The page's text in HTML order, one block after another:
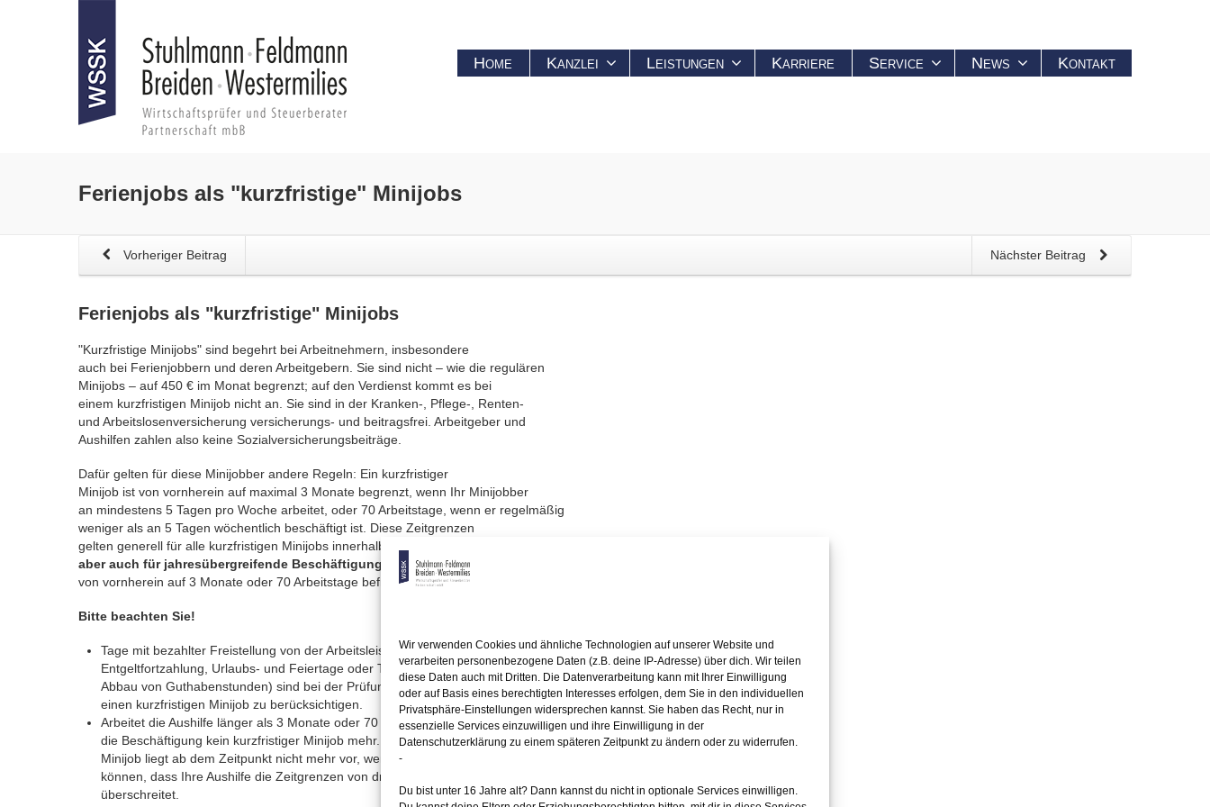
Wir verwenden Cookies und ähnliche Technologien auf unserer Website und
verarbeiten personenbezogene Daten (z.B. deine IP-Adresse) über dich. Wir teilen
diese Daten auch mit Dritten. Die Datenverarbeitung kann mit Ihrer Einwilligung
oder auf Basis eines berechtigten Interesses erfolgen, dem Sie in den individuellen
Privatsphäre-Einstellungen widersprechen kannst. Sie haben das Recht, nur in
essenzielle Services einzuwilligen und ihre Einwilligung in der
Datenschutzerklärung zu einem späteren Zeitpunkt zu ändern oder zu widerrufen.
-
Du bist unter 16 Jahre alt? Dann kannst du nicht in optionale Services einwilligen.
Home Kanzlei Leistungen Karriere Service News Kontakt
Ferienjobs als "kurzfristige" Minijobs
Nächster Beitrag
Vorheriger Beitrag
Ferienjobs als "kurzfristige" Minijobs
"Kurzfristige Minijobs" sind begehrt bei Arbeitnehmern, insbesondere
auch bei Ferienjobbern und deren Arbeitgebern. Sie sind nicht – wie die regulären
Minijobs – auf 450 € im Monat begrenzt; auf den Verdienst kommt es bei
einem kurzfristigen Minijob nicht an. Sie sind in der Kranken-, Pflege-, Renten-
und Arbeitslosenversicherung versicherungs- und beitragsfrei. Arbeitgeber und
Aushilfen zahlen also keine Sozialversicherungsbeiträge.
Dafür gelten für diese Minijobber andere Regeln: Ein kurzfristiger
Minijob ist von vornherein auf maximal 3 Monate begrenzt, wenn Ihr Minijobber
an mindestens 5 Tagen pro Woche arbeitet, oder 70 Arbeitstage, wenn er regelmäßig
weniger als an 5 Tagen wöchentlich beschäftigt ist. Diese Zeitgrenzen
gelten generell für alle kurzfristigen Minijobs innerhalb eines Kalenderjahres,
aber auch für jahresübergreifende Beschäftigungen, die
von vornherein auf 3 Monate oder 70 Arbeitstage befristet sind.
Bitte beachten Sie!
Tage mit bezahlter Freistellung von der Arbeitsleistung (z. B. Tage mit
Entgeltfortzahlung, Urlaubs- und Feiertage oder Tage der Freistellung zum
Abbau von Guthabenstunden) sind bei der Prüfung der Zeitgrenzen für
einen kurzfristigen Minijob zu berücksichtigen.
Arbeitet die Aushilfe länger als 3 Monate oder 70 Arbeitstage, ist
die Beschäftigung kein kurzfristiger Minijob mehr. Ein kurzfristiger
Minijob liegt ab dem Zeitpunkt nicht mehr vor, wenn Sie als Arbeitgeber absehen
können, dass Ihre Aushilfe die Zeitgrenzen von drei Monaten bzw. 70 Arbeitstagen
überschreitet.